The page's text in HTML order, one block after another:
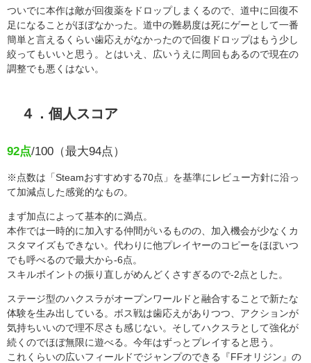
ついでに本作は敵が回復薬をドロップしまくるので、道中に回復不
足になることがほぼなかった。道中の難易度は死にゲーとして一番
簡単と言えるくらい歯応えがなかったので回復ドロップはもう少し
絞ってもいいと思う。とはいえ、広いうえに周回もあるので現在の
調整でも悪くはない。
４．個人スコア
92点/100（最大94点）
※点数は「Steamおすすめする70点」を基準にレビュー方針に沿っ
て加減点した感覚的なもの。
まず加点によって基本的に満点。
本作では一時的に加入する仲間がいるものの、加入機会が少なくカ
スタマイズもできない。代わりに他プレイヤーのコピーをほぼいつ
でも呼べるので最大から-6点。
スキルポイントの振り直しがめんどくさすぎるので-2点とした。
ステージ型のハクスラがオープンワールドと融合することで新たな
体験を生み出している。ボス戦は歯応えがありつつ、アクションが
気持ちいいので理不尽さも感じない。そしてハクスラとして強化が
続くのでほぼ無限に遊べる。今年はずっとプレイすると思う。
これくらいの広いフィールドでジャンプのできる『FFオリジン』の